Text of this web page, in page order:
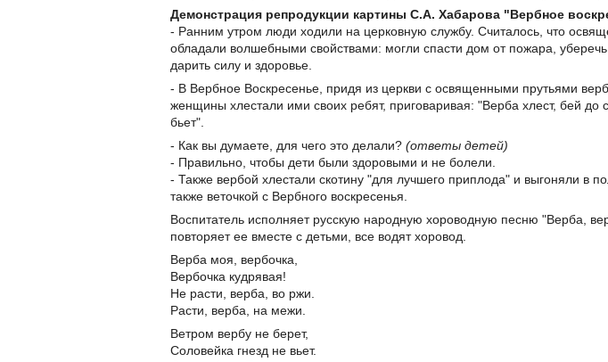
Демонстрация репродукции картины С.А. Хабарова "Вербное
- Ранним утром люди ходили на церковную службу. Считалось, что
обладали волшебными свойствами: могли спасти дом от пожара,
дарить силу и здоровье.
- В Вербное Воскресенье, придя из церкви с освященными прутьями
женщины хлестали ими своих ребят, приговаривая: "Верба хлест, бей до
бьет".
- Как вы думаете, для чего это делали? (ответы детей)
- Правильно, чтобы дети были здоровыми и не болели.
- Также вербой хлестали скотину "для лучшего приплода" и выгоняли в
также веточкой с Вербного воскресенья.
Воспитатель исполняет русскую народную хороводную песню "Верба,
повторяет ее вместе с детьми, все водят хоровод.
Верба моя, вербочка,
Вербочка кудрявая!
Не расти, верба, во ржи.
Расти, верба, на межи.
Ветром вербу не берет,
Соловейка гнезд не вьет.